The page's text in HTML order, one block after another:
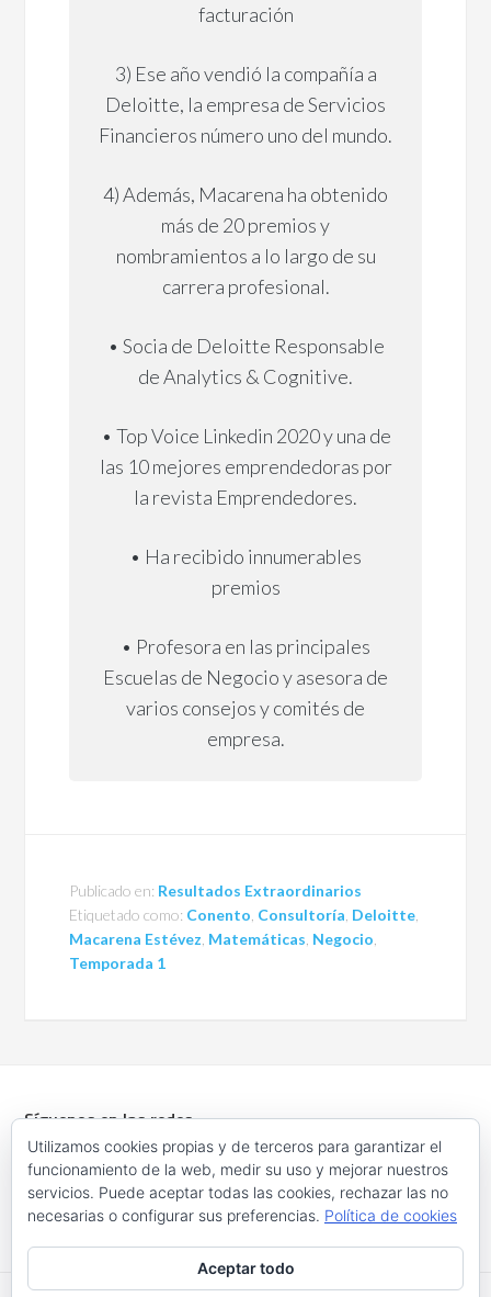
facturación
3) Ese año vendió la compañía a
Deloitte, la empresa de Servicios
Financieros número uno del mundo.
4) Además, Macarena ha obtenido
más de 20 premios y
nombramientos a lo largo de su
carrera profesional.
• Socia de Deloitte Responsable
de Analytics & Cognitive.
• Top Voice Linkedin 2020 y una de
las 10 mejores emprendedoras por
la revista Emprendedores.
• Ha recibido innumerables
premios
• Profesora en las principales
Escuelas de Negocio y asesora de
varios consejos y comités de
empresa.
Publicado en: Resultados Extraordinarios
Etiquetado como: Conento Consultoría Deloitte
Macarena Estévez Matemáticas Negocio
Temporada 1
Síguenos en las redes
Utilizamos cookies propias y de terceros para garantizar el
funcionamiento de la web, medir su uso y mejorar nuestros
servicios. Puede aceptar todas las cookies, rechazar las no
necesarias o configurar sus preferencias. Política de cookies
Aceptar todo